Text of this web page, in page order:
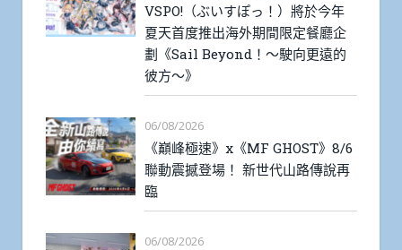
VSPO!（ぶいすぽっ！）將於今年
夏天首度推出海外期間限定餐廳企
劃《Sail Beyond！～駛向更遠的
彼方～》
06/08/2026
《巔峰極速》x《MF GHOST》8/6
聯動震撼登場！ 新世代山路傳說再
臨
06/08/2026